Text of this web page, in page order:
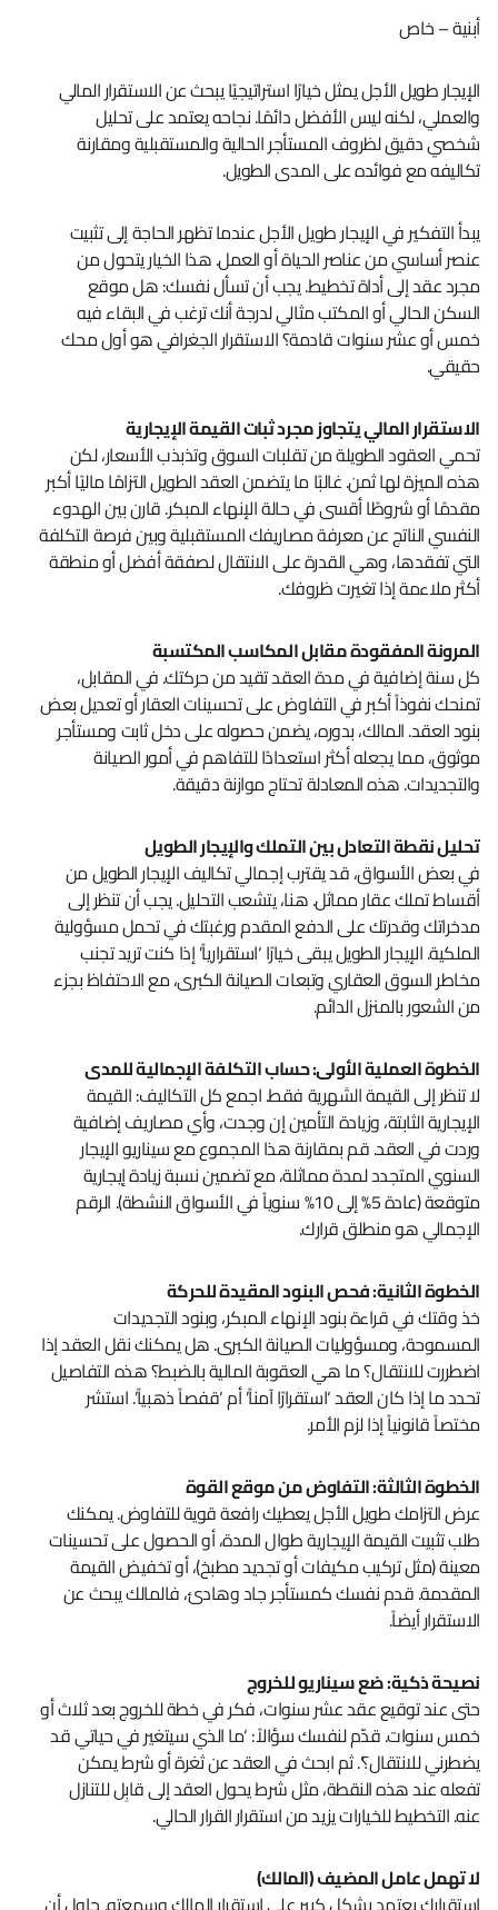
أبنية – خاص
الإيجار طويل الأجل يمثل خيارًا استراتيجيًا يبحث عن الاستقرار المالي
والعملي، لكنه ليس الأفضل دائمًا. نجاحه يعتمد على تحليل
شخصي دقيق لظروف المستأجر الحالية والمستقبلية ومقارنة
تكاليفه مع فوائده على المدى الطويل.
يبدأ التفكير في الإيجار طويل الأجل عندما تظهر الحاجة إلى تثبيت
عنصر أساسي من عناصر الحياة أو العمل. هذا الخيار يتحول من
مجرد عقد إلى أداة تخطيط. يجب أن تسأل نفسك: هل موقع
السكن الحالي أو المكتب مثالي لدرجة أنك ترغب في البقاء فيه
خمس أو عشر سنوات قادمة؟ الاستقرار الجغرافي هو أول محك
حقيقي.
الاستقرار المالي يتجاوز مجرد ثبات القيمة الإيجارية
تحمي العقود الطويلة من تقلبات السوق وتذبذب الأسعار، لكن
هذه الميزة لها ثمن. غالبًا ما يتضمن العقد الطويل التزامًا ماليًا أكبر
مقدمًا أو شروطًا أقسى في حالة الإنهاء المبكر. قارن بين الهدوء
النفسي الناتج عن معرفة مصاريفك المستقبلية وبين فرصة التكلفة
التي تفقدها، وهي القدرة على الانتقال لصفقة أفضل أو منطقة
أكثر ملاءمة إذا تغيرت ظروفك.
المرونة المفقودة مقابل المكاسب المكتسبة
كل سنة إضافية في مدة العقد تقيد من حركتك. في المقابل،
تمنحك نفوذاً أكبر في التفاوض على تحسينات العقار أو تعديل بعض
بنود العقد. المالك، بدوره، يضمن حصوله على دخل ثابت ومستأجر
موثوق، مما يجعله أكثر استعدادًا للتفاهم في أمور الصيانة
والتجديدات. هذه المعادلة تحتاج موازنة دقيقة.
تحليل نقطة التعادل بين التملك والإيجار الطويل
في بعض الأسواق، قد يقترب إجمالي تكاليف الإيجار الطويل من
أقساط تملك عقار مماثل. هنا، يتشعب التحليل. يجب أن تنظر إلى
مدخراتك وقدرتك على الدفع المقدم ورغبتك في تحمل مسؤولية
الملكية. الإيجار الطويل يبقى خيارًا ‘استقرارياً’ إذا كنت تريد تجنب
مخاطر السوق العقاري وتبعات الصيانة الكبرى، مع الاحتفاظ بجزء
من الشعور بالمنزل الدائم.
الخطوة العملية الأولى: حساب التكلفة الإجمالية للمدى
لا تنظر إلى القيمة الشهرية فقط. اجمع كل التكاليف: القيمة
الإيجارية الثابتة، وزيادة التأمين إن وجدت، وأي مصاريف إضافية
وردت في العقد. قم بمقارنة هذا المجموع مع سيناريو الإيجار
السنوي المتجدد لمدة مماثلة، مع تضمين نسبة زيادة إيجارية
متوقعة (عادة 5% إلى 10% سنوياً في الأسواق النشطة). الرقم
الإجمالي هو منطلق قرارك.
الخطوة الثانية: فحص البنود المقيدة للحركة
خذ وقتك في قراءة بنود الإنهاء المبكر، وبنود التجديدات
المسموحة، ومسؤوليات الصيانة الكبرى. هل يمكنك نقل العقد إذا
اضطررت للانتقال؟ ما هي العقوبة المالية بالضبط؟ هذه التفاصيل
تحدد ما إذا كان العقد ‘استقرارًا آمناً’ أم ‘قفصاً ذهبياً’. استشر
مختصاً قانونياً إذا لزم الأمر.
الخطوة الثالثة: التفاوض من موقع القوة
عرض التزامك طويل الأجل يعطيك رافعة قوية للتفاوض. يمكنك
طلب تثبيت القيمة الإيجارية طوال المدة، أو الحصول على تحسينات
معينة (مثل تركيب مكيفات أو تجديد مطبخ)، أو تخفيض القيمة
المقدمة. قدم نفسك كمستأجر جاد وهادئ، فالمالك يبحث عن
الاستقرار أيضاً.
نصيحة ذكية: ضع سيناريو للخروج
حتى عند توقيع عقد عشر سنوات، فكر في خطة للخروج بعد ثلاث أو
خمس سنوات. قدّم لنفسك سؤالاً: ‘ما الذي سيتغير في حياتي قد
يضطرني للانتقال؟’. ثم ابحث في العقد عن ثغرة أو شرط يمكن
تفعله عند هذه النقطة، مثل شرط يحول العقد إلى قابِل للتنازل
عنه. التخطيط للخيارات يزيد من استقرار القرار الحالي.
لا تهمل عامل المضيف (المالك)